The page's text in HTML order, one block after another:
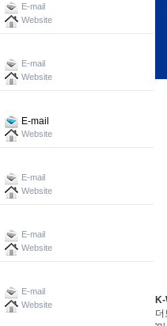
E-mail
Website
E-mail
Website
E-mail
Website
E-mail
Website
E-mail
Website
E-mail
Website
더